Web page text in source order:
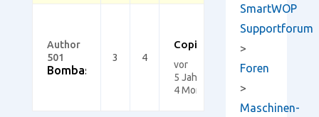
Author
501
Bombastino
3 4
Copic
vor
5 Jahren,
4 Monaten
SmartWOP
Supportforum
>
Foren
>
Maschinen-